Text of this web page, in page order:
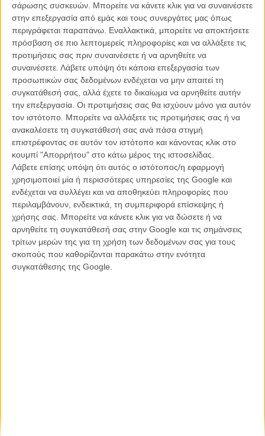
σάρωσης συσκευών. Μπορείτε να κάνετε κλικ για να συναινέσετε
στην επεξεργασία από εμάς και τους συνεργάτες μας όπως
περιγράφεται παραπάνω. Εναλλακτικά, μπορείτε να αποκτήσετε
πρόσβαση σε πιο λεπτομερείς πληροφορίες και να αλλάξετε τις
προτιμήσεις σας πριν συναινέσετε ή να αρνηθείτε να
συναινέσετε. Λάβετε υπόψη ότι κάποια επεξεργασία των
προσωπικών σας δεδομένων ενδέχεται να μην απαιτεί τη
συγκατάθεσή σας, αλλά έχετε το δικαίωμα να αρνηθείτε αυτήν
την επεξεργασία. Οι προτιμήσεις σας θα ισχύουν μόνο για αυτόν
τον ιστότοπο. Μπορείτε να αλλάξετε τις προτιμήσεις σας ή να
ανακαλέσετε τη συγκατάθεσή σας ανά πάσα στιγμή
επιστρέφοντας σε αυτόν τον ιστότοπο και κάνοντας κλικ στο
κουμπί "Απορρήτου" στο κάτω μέρος της ιστοσελίδας.
Λάβετε επίσης υπόψη ότι αυτός ο ιστότοπος/η εφαρμογή
χρησιμοποιεί μία ή περισσότερες υπηρεσίες της Google και
ενδέχεται να συλλέγει και να αποθηκεύει πληροφορίες που
περιλαμβάνουν, ενδεικτικά, τη συμπεριφορά επίσκεψης ή
χρήσης σας. Μπορείτε να κάνετε κλικ για να δώσετε ή να
αρνηθείτε τη συγκατάθεσή σας στην Google και τις σημάνσεις
τρίτων μερών της για τη χρήση των δεδομένων σας για τους
σκοπούς που καθορίζονται παρακάτω στην ενότητα
συγκατάθεσης της Google.
ΝΕΑ /02 ΑΠΡ 2014/ Γιώργος Κρασσακόπουλος
Είστε έτοιμοι για το «Xenia»;
«Ακόμα αυτό το κουνέλι, ρε Ντάνι;»
ΝΕΑ /01 ΟΚΤ 2014/ Λήδα Γαλανού
Η επιτυχία είναι υπερτιμημένη. Δεν σε κάνει
καλύτερο, δεν σε πάει πουθενά η επιτυχία. Είναι
απλώς ένα ωραίο, ανεβαστικό, επιφανειακό
συναίσθημα.»